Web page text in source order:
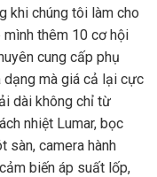
khi chúng tôi làm cho
thêm 10 cơ hội
cung cấp phụ
dạng mà giá cả lại cực
dài không chỉ từ
nhiệt Lumar, bọc
sàn, camera hành
biến áp suất lốp,